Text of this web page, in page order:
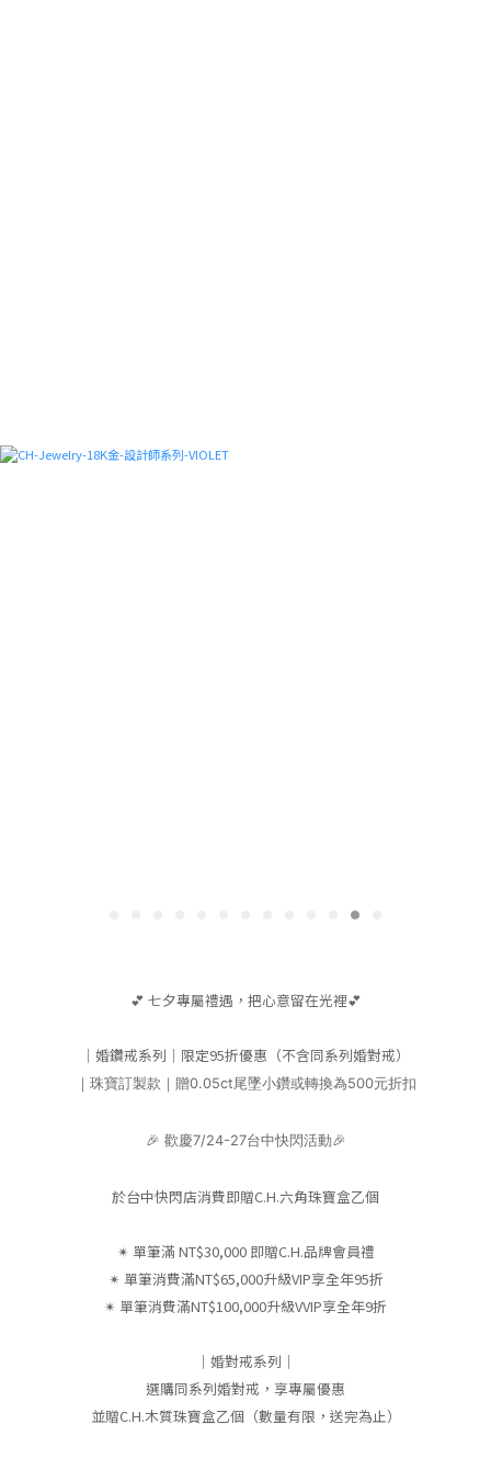
💕 七夕專屬禮遇，把心意留在光裡💕
｜婚鑽戒系列｜限定95折優惠（不含同系列婚對戒）
｜珠寶訂製款｜贈0.05ct尾墜小鑽或轉換為500元折扣
🎉 歡慶7/24-27台中快閃活動🎉
於台中快閃店消費即贈C.H.六角珠寶盒乙個
✴︎ 單筆滿 NT$30,000 即贈C.H.品牌會員禮
✴︎ 單筆消費滿NT$65,000升級VIP享全年95折
✴︎ 單筆消費滿NT$100,000升級VVIP享全年9折
｜婚對戒系列｜
選購同系列婚對戒，享專屬優惠
並贈C.H.木質珠寶盒乙個（數量有限，送完為止）